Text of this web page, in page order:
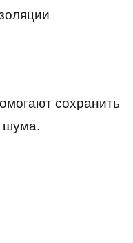
сохранить
шума.